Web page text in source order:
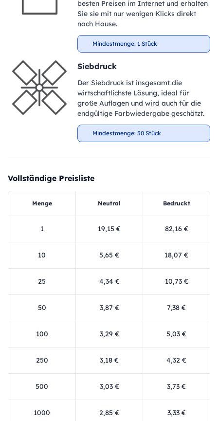
besten Preisen im Internet und erhalten
Sie sie mit nur wenigen Klicks direkt
nach Hause.
Mindestmenge: 1 Stück
Siebdruck
Der Siebdruck ist insgesamt die
wirtschaftlichste Lösung, ideal für
große Auflagen und wird auch für die
endgültige Farbwiedergabe geschätzt.
Mindestmenge: 50 Stück
Vollständige Preisliste
Menge Neutral Bedruckt
1 19,15 € 82,16 €
10 5,65 € 18,07 €
25 4,34 € 10,73 €
50 3,87 € 7,38 €
100 3,29 € 5,03 €
250 3,18 € 4,32 €
500 3,03 € 3,73 €
1000 2,85 € 3,33 €